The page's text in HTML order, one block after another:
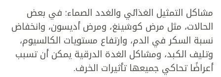
مشاكل التمثيل الغذائي والغدد الصماء: في بعض
الحالات، مثل مرض كوشينغ، ومرض أديسون، وانخفاض
نسبة السكر في الدم، وارتفاع مستويات الكالسيوم،
وتليف الكبد، ومشاكل الغدة الدرقية يمكن أن تسبب
أعراضًا تحاكي جميعها تأثيرات الخرف.